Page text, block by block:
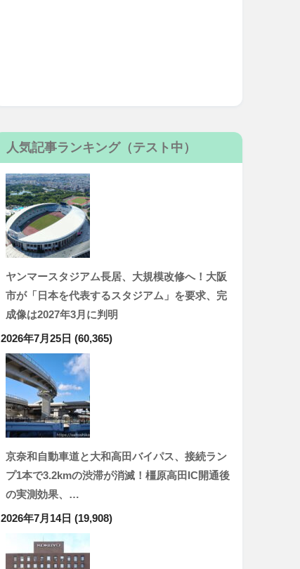
人気記事ランキング（テスト中）
ヤンマースタジアム長居、大規模改修へ！大阪
市が「日本を代表するスタジアム」を要求、完
成像は2027年3月に判明
2026年7月25日 (60,365)
京奈和自動車道と大和高田バイパス、接続ラン
プ1本で3.2kmの渋滞が消滅！橿原高田IC開通後
の実測効果、…
2026年7月14日 (19,908)